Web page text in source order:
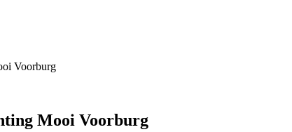
Voorburg
Mooi Voorburg